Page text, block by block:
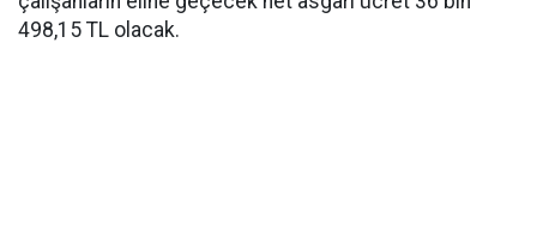
498,15 TL olacak.